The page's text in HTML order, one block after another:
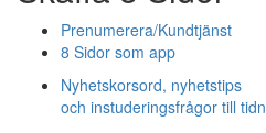
Prenumerera/Kundtjänst
8 Sidor som app
Nyhetskorsord, nyhetstips
och instuderingsfrågor till